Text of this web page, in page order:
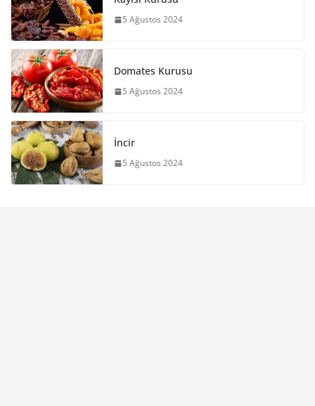
5 Ağustos 2024
Domates Kurusu
5 Ağustos 2024
İncir
5 Ağustos 2024